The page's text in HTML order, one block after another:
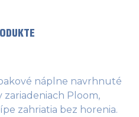
náplne navrhnuté
zariadeniach Ploom,
zahriatia bez horenia.